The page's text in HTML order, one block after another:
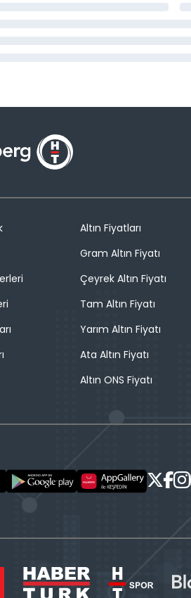
Altın Fiyatları
Gram Altın Fiyatı
Çeyrek Altın Fiyatı
Tam Altın Fiyatı
Yarım Altın Fiyatı
Ata Altın Fiyatı
Altın ONS Fiyatı